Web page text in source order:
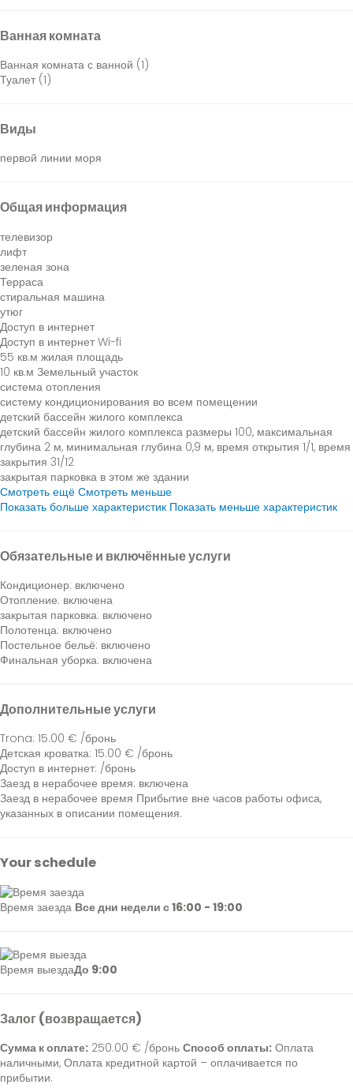
Ванная комната
Ванная комната с ванной (1)
Туалет (1)
Виды
первой линии моря
Общая информация
телевизор
лифт
зеленая зона
Терраса
стиральная машина
утюг
Доступ в интернет
Доступ в интернет Wi-fi
55 кв.м жилая площадь
10 кв.м Земельный участок
система отопления
систему кондиционирования во всем помещении
детский бассейн жилого комплекса
детский бассейн жилого комплекса размеры 100, максимальная
глубина 2 м, минимальная глубина 0,9 м, время открытия 1/1, время
закрытия 31/12
закрытая парковка в этом же здании
Смотреть ещё Смотреть меньше
Показать больше характеристик Показать меньше характеристик
Обязательные и включённые услуги
Кондиционер: включено
Отопление: включена
закрытая парковка: включено
Полотенца: включено
Постельное бельё: включено
Финальная уборка: включена
Дополнительные услуги
Trona: 15.00 € /бронь
Детская кроватка: 15.00 € /бронь
Доступ в интернет: /бронь
Заезд в нерабочее время: включена
Заезд в нерабочее время Прибытие вне часов работы офиса,
указанных в описании помещения.
Your schedule
Время заезда Все дни недели с 16:00 - 19:00
Время выездаДо 9:00
Залог (возвращается)
Сумма к оплате: 250.00 € /бронь Способ оплаты: Оплата
наличными​, Оплата кредитной картой – оплачивается по
прибытии.